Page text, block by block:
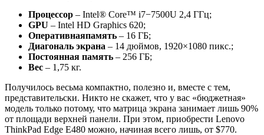
Процессор – Intel® Core™ i7−7500U 2,4 ГГц;
GPU – Intel HD Graphics 620;
Оперативнаяпамять – 16 ГБ;
Диагональ экрана – 14 дюймов, 1920×1080 пикс.;
Постоянная память – 256 ГБ;
Вес – 1,75 кг.
Получилось весьма компактно, полезно и, вместе с тем,
представительски. Никто не скажет, что у вас «бюджетная»
модель только потому, что матрица экрана занимает лишь 90%
от площади верхней панели. При этом, приобрести Lenovo
ThinkPad Edge E480 можно, начиная всего лишь, от $770.